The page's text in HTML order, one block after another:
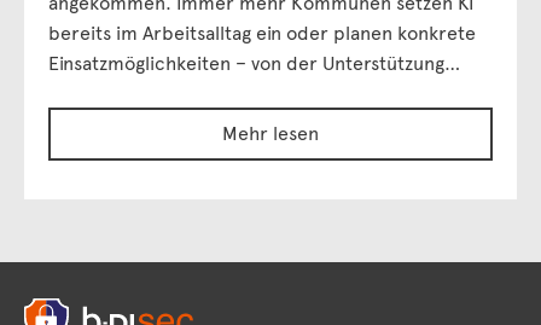
bereits im Arbeitsalltag ein oder planen konkrete
Einsatzmöglichkeiten – von der Unterstützung…
Mehr lesen